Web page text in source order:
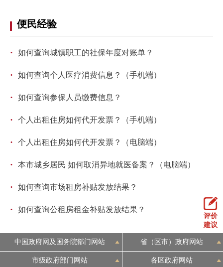
便民经验
· 如何查询城镇职工的社保年度对账单？
· 如何查询个人医疗消费信息？（手机端）
· 如何查询参保人员缴费信息？
· 个人出租住房如何代开发票？（手机端）
· 个人出租住房如何代开发票？（电脑端）
· 本市城乡居民 如何取消异地就医备案？（电脑端）
· 如何查询市场租房补贴发放结果？
· 如何查询公租房租金补贴发放结果？
评价
建议
中国政府网及国务院部门网站 省（区市）政府网站
市级政府部门网站 各区政府网站